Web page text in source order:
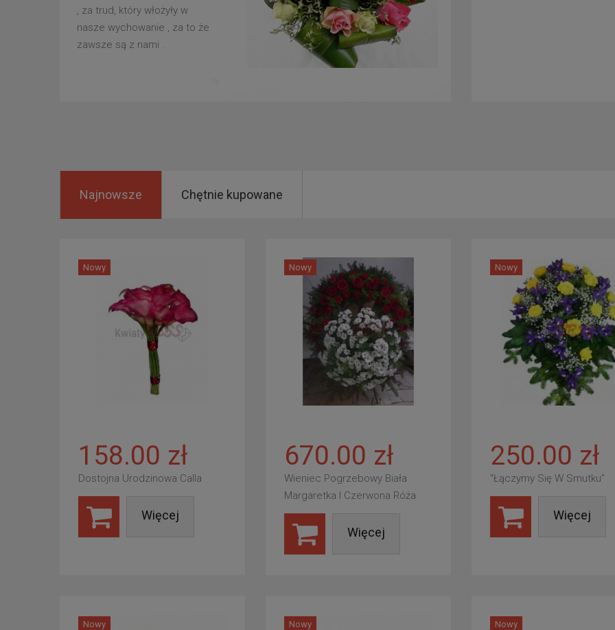
, za trud, który włożyły w
nasze wychowanie , za to że
zawsze są z nami .
Najnowsze Chętnie kupowane
Nowy
158.00 zł
Dostojna Urodzinowa Calla
Więcej
Nowy
670.00 zł
Wieniec Pogrzebowy Biała
Margaretka I Czerwona Róża
Więcej
Nowy
250.00 zł
"Łączymy Się W Smutku"
Więcej
Nowy Nowy Nowy